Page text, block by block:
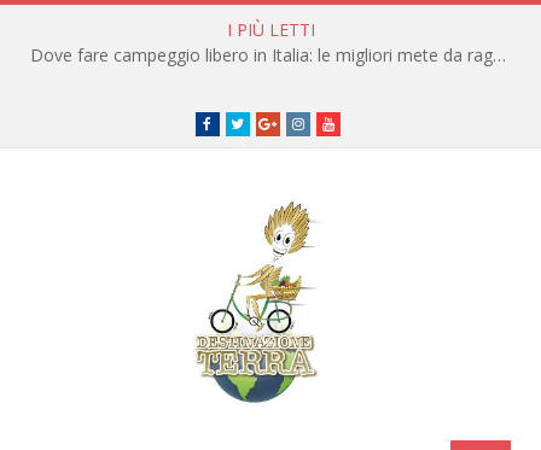
I PIÙ LETTI
Dove fare campeggio libero in Italia: le migliori mete da raggiungere in traghetto
Facebook
TwitterGoogle+instagramyoutube